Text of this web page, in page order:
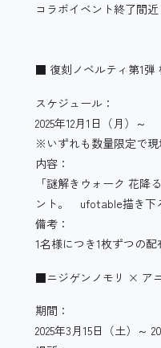
コラボイベント終了間
■ 復刻ノベルティ第1弾
スケジュール：
2025年12月1日（月）～
※いずれも数量限定で
内容：
「謎解きウォーク 花
ント。 ufotable描き下
備考：
1名様につき1枚ずつの配
■ニジゲンノモリ × ア
期間：
2025年3月15日（土）～